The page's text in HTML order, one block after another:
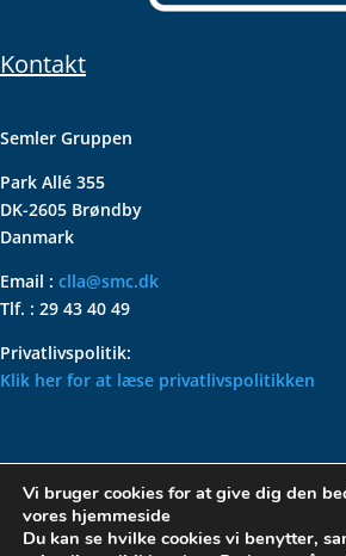
Kontakt
Semler Gruppen
Park Allé 355
DK-2605 Brøndby
Danmark
Email : clla@smc.dk
Tlf. : 29 43 40 49
Privatlivspolitik:
Klik her for at læse privatlivspolitikken
VOLKSWAGEN
PARTS –
KLASSISKE
Vi bruger cookies for at give dig den
vores hjemmeside
Du kan se hvilke cookies vi benytter,